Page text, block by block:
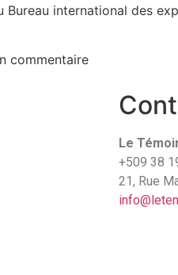
Bureau international des
commentaire
Le
+509 38
21, Rue